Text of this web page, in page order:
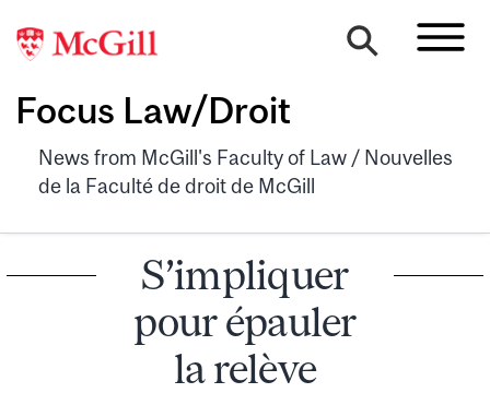
Focus Law/Droit
News from McGill's Faculty of Law / Nouvelles
de la Faculté de droit de McGill
S’impliquer
pour épauler
la relève